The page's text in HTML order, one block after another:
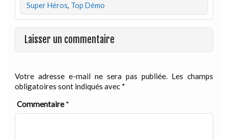
Super Héros, Top Démo
Laisser un commentaire
Votre adresse e-mail ne sera pas publiée. Les champs
obligatoires sont indiqués avec *
Commentaire*